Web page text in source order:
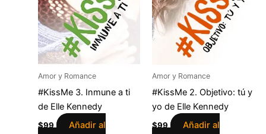
Amor y Romance
#KissMe 3. Inmune a ti
de Elle Kennedy
$99
Añadir al
Amor y Romance
#KissMe 2. Objetivo: tú y
yo de Elle Kennedy
$99
Añadir al